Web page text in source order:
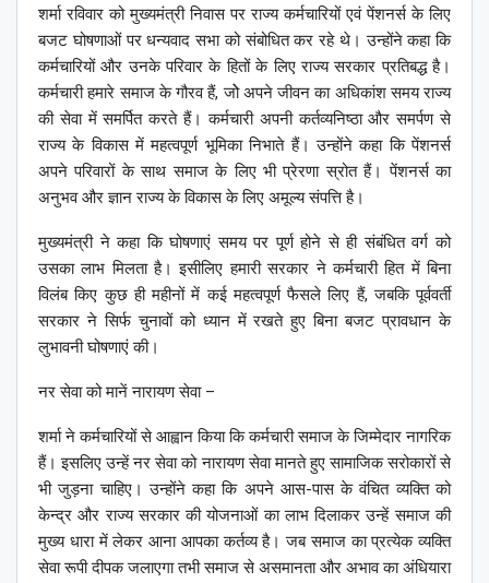
शर्मा रविवार को मुख्यमंत्री निवास पर राज्य कर्मचारियों एवं पेंशनर्स के लिए
बजट घोषणाओं पर धन्यवाद सभा को संबोधित कर रहे थे। उन्होंने कहा कि
कर्मचारियों और उनके परिवार के हितों के लिए राज्य सरकार प्रतिबद्ध है।
कर्मचारी हमारे समाज के गौरव हैं, जोे अपने जीवन का अधिकांश समय राज्य
की सेवा में समर्पित करते हैं। कर्मचारी अपनी कर्तव्यनिष्ठा और समर्पण से
राज्य के विकास में महत्वपूर्ण भूमिका निभाते हैं। उन्होंने कहा कि पेंशनर्स
अपने परिवारों के साथ समाज के लिए भी प्रेरणा स्रोत हैं। पेंशनर्स का
अनुभव और ज्ञान राज्य के विकास के लिए अमूल्य संपत्ति है।
मुख्यमंत्री ने कहा कि घोषणाएं समय पर पूर्ण होने से ही संबंधित वर्ग को
उसका लाभ मिलता है। इसीलिए हमारी सरकार ने कर्मचारी हित में बिना
विलंब किए कुछ ही महीनों में कई महत्वपूर्ण फैसले लिए हैं, जबकि पूर्ववर्ती
सरकार ने सिर्फ चुनावों को ध्यान में रखते हुए बिना बजट प्रावधान के
लुभावनी घोषणाएं की।
नर सेवा को मानें नारायण सेवा –
शर्मा ने कर्मचारियों से आह्वान किया कि कर्मचारी समाज के जिम्मेदार नागरिक
हैं। इसलिए उन्हें नर सेवा को नारायण सेवा मानते हुए सामाजिक सरोकारों से
भी जुड़ना चाहिए। उन्होंने कहा कि अपने आस-पास के वंचित व्यक्ति को
केन्द्र और राज्य सरकार की योजनाओं का लाभ दिलाकर उन्हें समाज की
मुख्य धारा में लेकर आना आपका कर्तव्य है। जब समाज का प्रत्येक व्यक्ति
सेवा रूपी दीपक जलाएगा तभी समाज से असमानता और अभाव का अंधियारा